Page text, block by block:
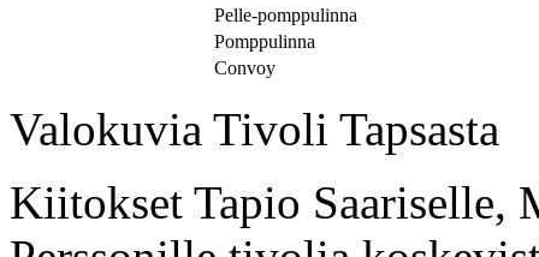
Pelle-pomppulinna
Pomppulinna
Convoy
Valokuvia Tivoli Tapsasta
Kiitokset Tapio Saariselle,